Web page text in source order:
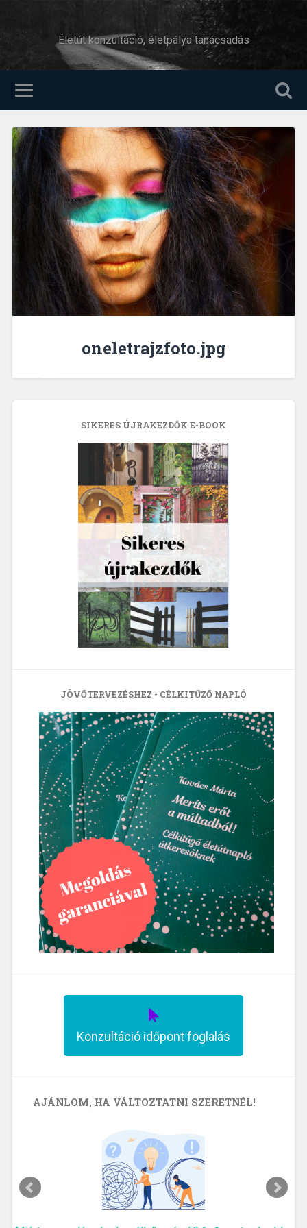
Életút konzultáció, életpálya tanácsadás
oneletrajzfoto.jpg
SIKERES ÚJRAKEZDŐK E-BOOK
JÖVŐTERVEZÉSHEZ - CÉLKITŰZŐ NAPLÓ
Konzultáció időpont foglalás
AJÁNLOM, HA VÁLTOZTATNI SZERETNÉL!